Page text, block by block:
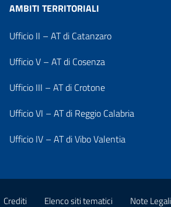
AMBITI TERRITORIALI
Ufficio II – AT di Catanzaro
Ufficio V – AT di Cosenza
Ufficio III – AT di Crotone
Ufficio VI – AT di Reggio Calabria
Ufficio IV – AT di Vibo Valentia
Crediti Elenco siti tematici Note Legali